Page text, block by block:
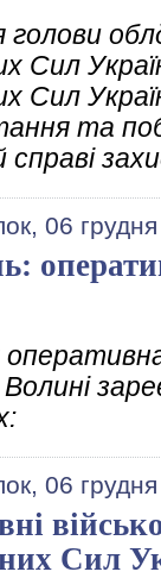
голови
Сил
Сил
та
справі
06
06
Сил